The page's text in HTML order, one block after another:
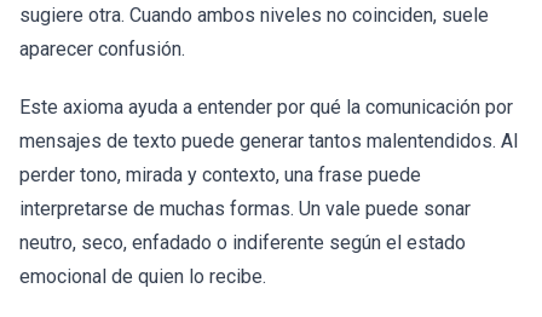
sugiere otra. Cuando ambos niveles no coinciden, suele
aparecer confusión.
Este axioma ayuda a entender por qué la comunicación por
mensajes de texto puede generar tantos malentendidos. Al
perder tono, mirada y contexto, una frase puede
interpretarse de muchas formas. Un vale puede sonar
neutro, seco, enfadado o indiferente según el estado
emocional de quien lo recibe.